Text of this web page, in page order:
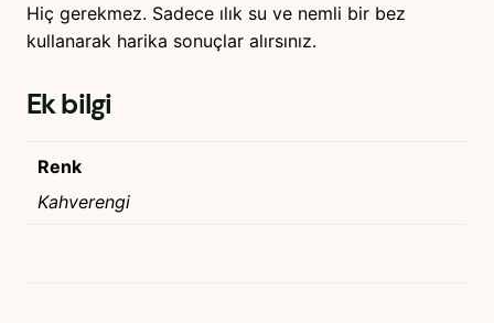
Hiç gerekmez. Sadece ılık su ve nemli bir bez
kullanarak harika sonuçlar alırsınız.
Ek bilgi
Renk
Kahverengi